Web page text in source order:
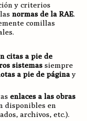
y criterios
lasnormas de la RAE.
comillas
citas a pie de
sistemas siempre
a pie de páginay
enlaces a las obras
disponibles en
archivos, etc.).